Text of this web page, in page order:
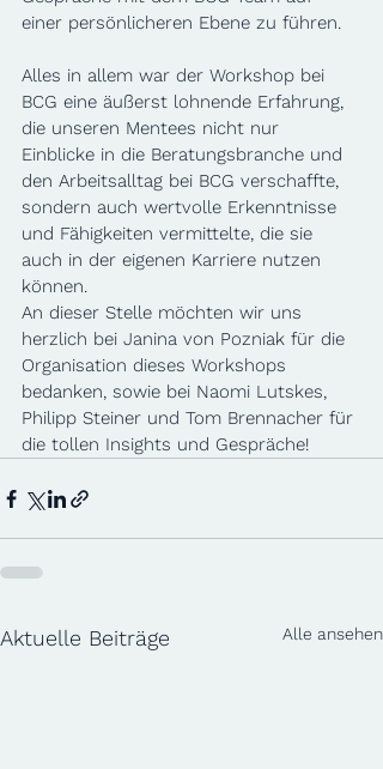
einer persönlicheren Ebene zu führen.
Alles in allem war der Workshop bei
BCG eine äußerst lohnende Erfahrung,
die unseren Mentees nicht nur
Einblicke in die Beratungsbranche und
den Arbeitsalltag bei BCG verschaffte,
sondern auch wertvolle Erkenntnisse
und Fähigkeiten vermittelte, die sie
auch in der eigenen Karriere nutzen
können.
An dieser Stelle möchten wir uns
herzlich bei Janina von Pozniak für die
Organisation dieses Workshops
bedanken, sowie bei Naomi Lutskes,
Philipp Steiner und Tom Brennacher für
die tollen Insights und Gespräche!
Aktuelle Beiträge Alle ansehen